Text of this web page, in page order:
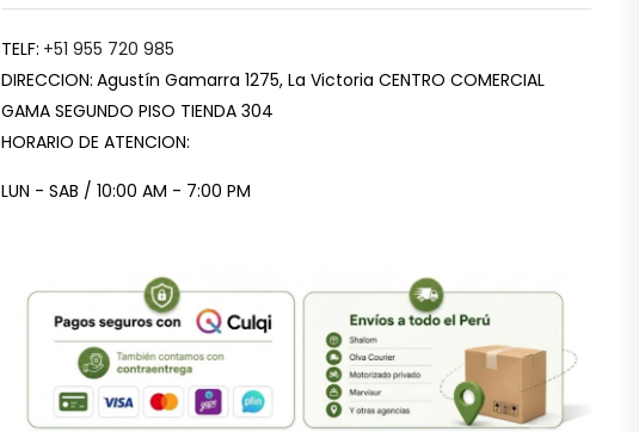
TELF: +51 955 720 985
DIRECCION: Agustín Gamarra 1275, La Victoria CENTRO COMERCIAL
GAMA SEGUNDO PISO TIENDA 304
HORARIO DE ATENCION:
LUN - SAB / 10:00 AM - 7:00 PM